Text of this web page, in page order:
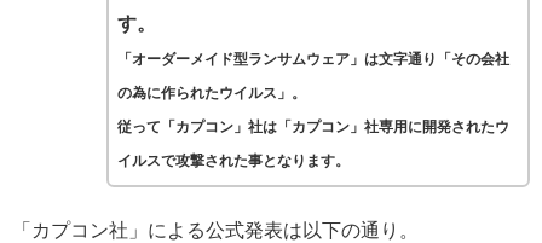
す。
「オーダーメイド型ランサムウェア」は文字通り「その会社
の為に作られたウイルス」。
従って「カプコン」社は「カプコン」社専用に開発されたウ
イルスで攻撃された事となります。
「カプコン社」による公式発表は以下の通り。